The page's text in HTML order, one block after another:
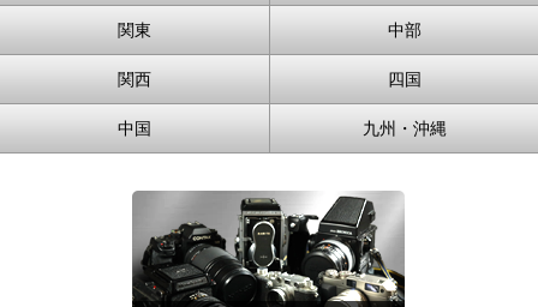
関東 中部
関西 四国
中国 九州・沖縄